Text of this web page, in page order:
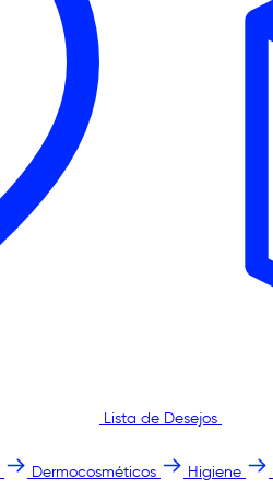
Lista de Desejos
Dermocosméticos Higiene